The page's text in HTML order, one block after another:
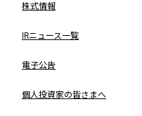
株式情報
IRニュース一覧
電子公告
個人投資家の皆さまへ